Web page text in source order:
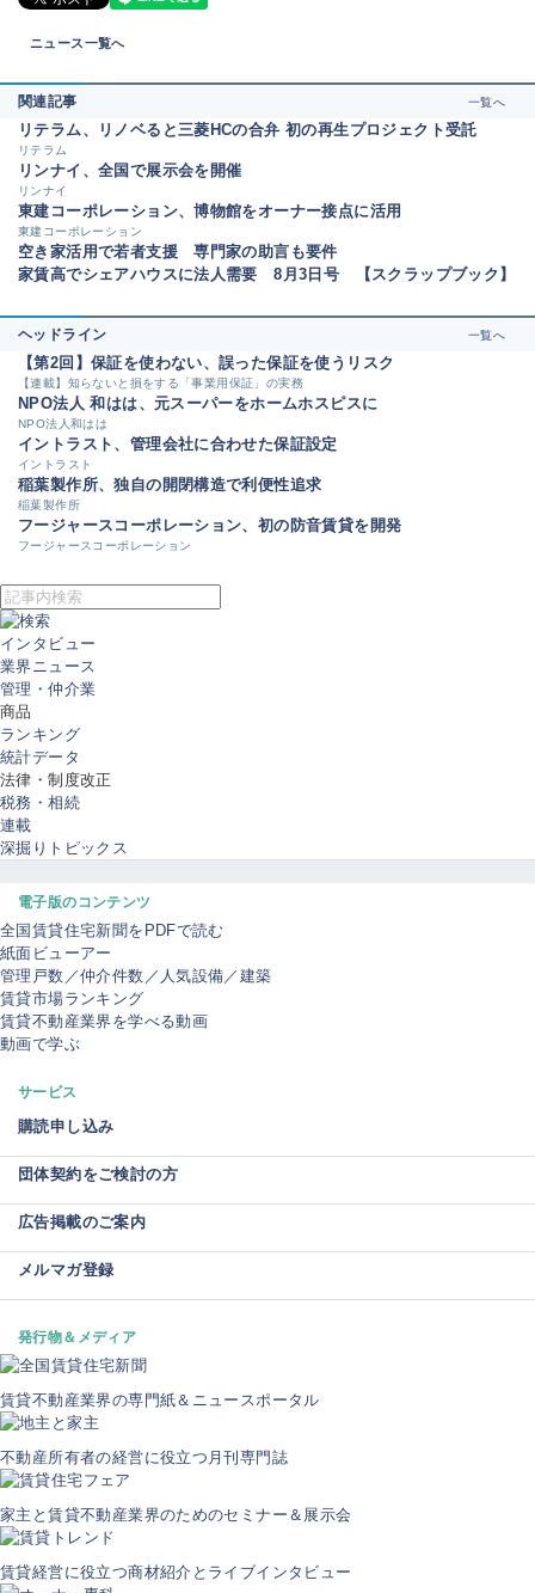
ニュース一覧へ
関連記事 一覧へ
リテラム、リノベると三菱HCの合弁 初の再生プロジェクト受託
リテラム
リンナイ、全国で展示会を開催
リンナイ
東建コーポレーション、博物館をオーナー接点に活用
東建コーポレーション
空き家活用で若者支援 専門家の助言も要件
家賃高でシェアハウスに法人需要 8月3日号 【スクラップブック】
ヘッドライン 一覧へ
【第2回】保証を使わない、誤った保証を使うリスク
【連載】知らないと損をする「事業用保証」の実務
NPO法人 和はは、元スーパーをホームホスピスに
NPO法人和はは
イントラスト、管理会社に合わせた保証設定
イントラスト
稲葉製作所、独自の開閉構造で利便性追求
稲葉製作所
フージャースコーポレーション、初の防音賃貸を開発
フージャースコーポレーション
インタビュー
業界ニュース
管理・仲介業
商品
ランキング
統計データ
法律・制度改正
税務・相続
連載
深掘りトピックス
電子版のコンテンツ
全国賃貸住宅新聞をPDFで読む
紙面ビューアー
管理戸数／仲介件数／人気設備／建築
賃貸市場ランキング
賃貸不動産業界を学べる動画
動画で学ぶ
サービス
購読申し込み
団体契約をご検討の方
広告掲載のご案内
メルマガ登録
発行物＆メディア
賃貸不動産業界の専門紙＆ニュースポータル
不動産所有者の経営に役立つ月刊専門誌
家主と賃貸不動産業界のためのセミナー＆展示会
賃貸経営に役立つ商材紹介とライブインタビュー